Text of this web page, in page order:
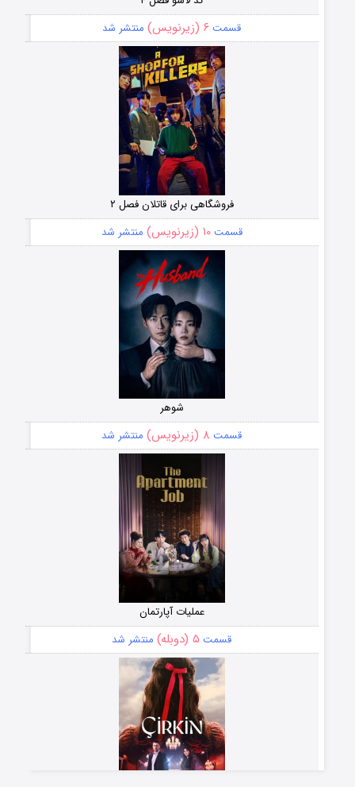
قسمت ۶ (زیرنویس) منتشر شد
فروشگاهی برای قاتلان فصل ۲
قسمت۱۰ (زیرنویس) منتشر شد
شوهر
قسمت ۸ (زیرنویس) منتشر شد
عملیات آپارتمان
قسمت ۵ (دوبله) منتشر شد